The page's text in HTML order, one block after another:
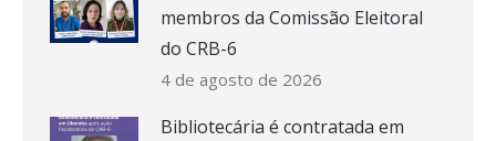
membros da Comissão Eleitoral
do CRB-6
4 de agosto de 2026
Bibliotecária é contratada em